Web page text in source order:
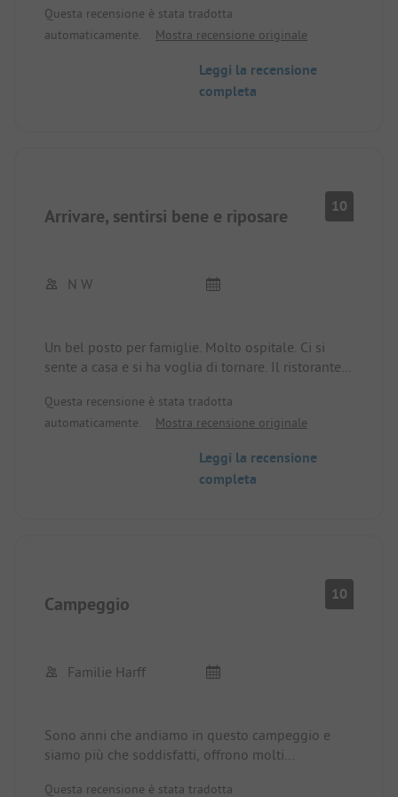
Questa recensione è stata tradotta
automaticamente.
Mostra recensione originale
Leggi la recensione
completa
Arrivare, sentirsi bene e riposare 10
N W
Un bel posto per famiglie. Molto ospitale. Ci si
sente a casa e si ha voglia di tornare. Il ristorante è
Questa recensione è stata tradotta
automaticamente.
Mostra recensione originale
Leggi la recensione
completa
Campeggio 10
Familie Harff
Sono anni che andiamo in questo campeggio e
siamo più che soddisfatti, offrono molti
Questa recensione è stata tradotta